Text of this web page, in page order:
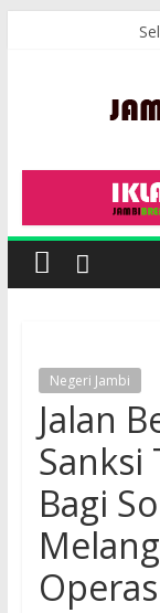
Negeri Jambi
Jalan
Sanksi
Bagi